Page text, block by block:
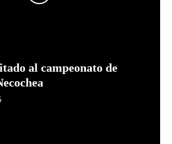
al campeonato de